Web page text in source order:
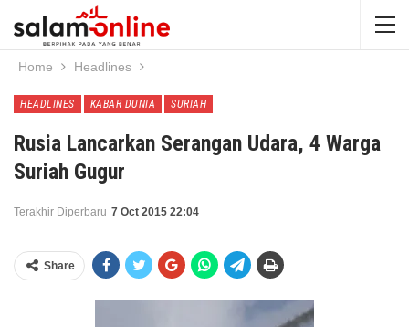
Home Headlines
HEADLINES KABAR DUNIA SURIAH
Rusia Lancarkan Serangan Udara, 4 Warga
Suriah Gugur
Terakhir Diperbaru 7 Oct 2015 22:04
Share